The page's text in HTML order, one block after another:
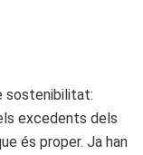
sostenibilitat:
excedents dels
és proper. Ja han